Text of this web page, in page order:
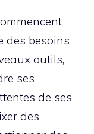
des besoins
outils,
ses
de ses
des